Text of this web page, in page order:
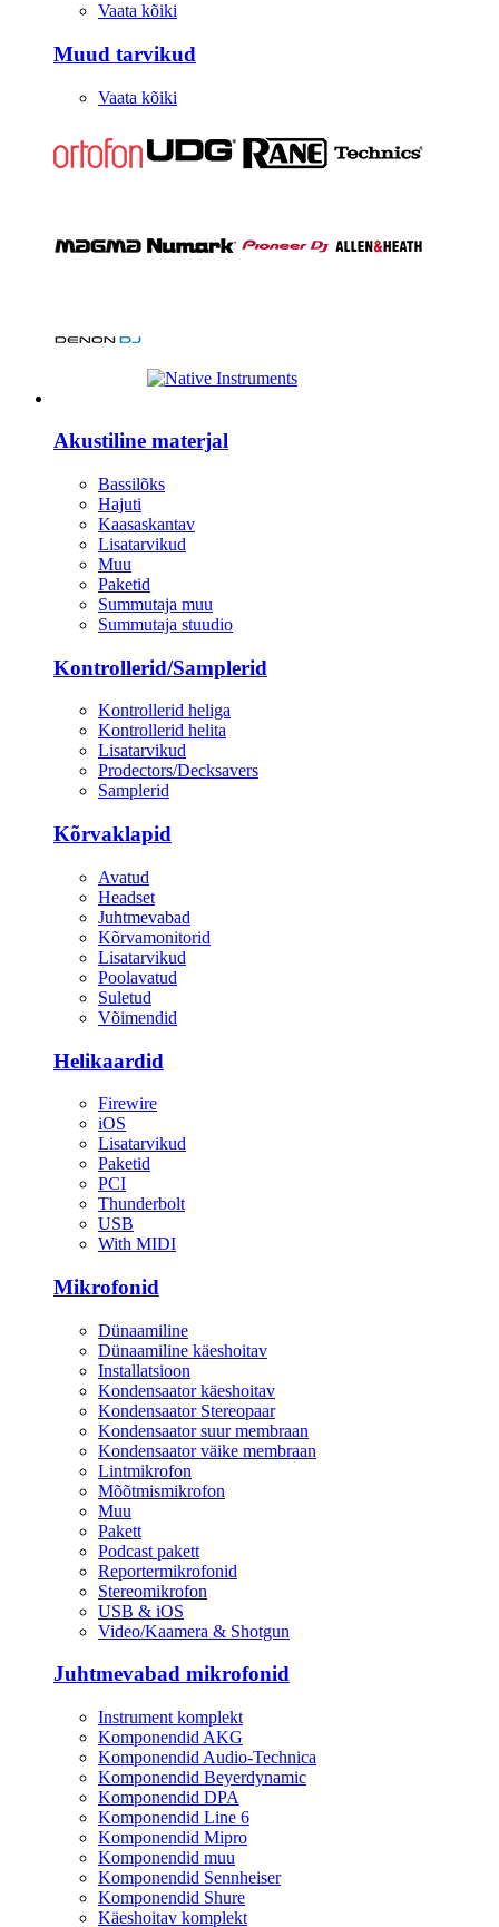
Vaata kõiki
Muud tarvikud
Vaata kõiki
Akustiline materjal
Bassilõks
Hajuti
Kaasaskantav
Lisatarvikud
Muu
Paketid
Summutaja muu
Summutaja stuudio
Kontrollerid/Samplerid
Kontrollerid heliga
Kontrollerid helita
Lisatarvikud
Prodectors/Decksavers
Samplerid
Kõrvaklapid
Avatud
Headset
Juhtmevabad
Kõrvamonitorid
Lisatarvikud
Poolavatud
Suletud
Võimendid
Helikaardid
Firewire
iOS
Lisatarvikud
Paketid
PCI
Thunderbolt
USB
With MIDI
Mikrofonid
Dünaamiline
Dünaamiline käeshoitav
Installatsioon
Kondensaator käeshoitav
Kondensaator Stereopaar
Kondensaator suur membraan
Kondensaator väike membraan
Lintmikrofon
Mõõtmismikrofon
Muu
Pakett
Podcast pakett
Reportermikrofonid
Stereomikrofon
USB & iOS
Video/Kaamera & Shotgun
Juhtmevabad mikrofonid
Instrument komplekt
Komponendid AKG
Komponendid Audio-Technica
Komponendid Beyerdynamic
Komponendid DPA
Komponendid Line 6
Komponendid Mipro
Komponendid muu
Komponendid Sennheiser
Komponendid Shure
Käeshoitav komplekt